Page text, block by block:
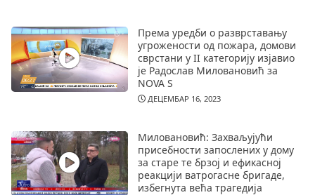
Према уредби о разврставању
угрожености од пожара, домови
сврстани у II категорију изјавио
је Радослав Миловановић за
NOVA S
ДЕЦЕМБАР 16, 2023
Миловановић: Захваљујући
присебности запослених у дому
за старе те брзој и ефикасној
реакцији ватрогасне бригаде,
избегнута већа трагедија